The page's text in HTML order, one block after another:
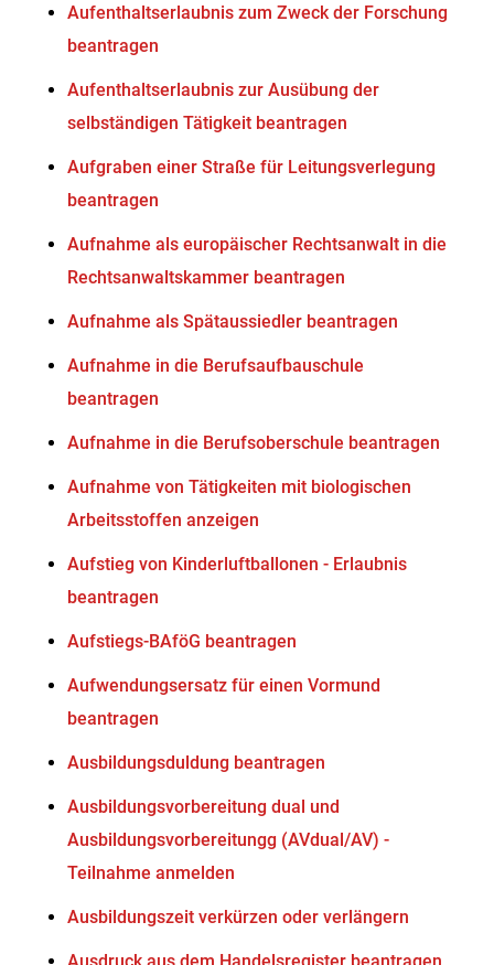
Aufenthaltserlaubnis zum Zweck der Forschung
beantragen
Aufenthaltserlaubnis zur Ausübung der
selbständigen Tätigkeit beantragen
Aufgraben einer Straße für Leitungsverlegung
beantragen
Aufnahme als europäischer Rechtsanwalt in die
Rechtsanwaltskammer beantragen
Aufnahme als Spätaussiedler beantragen
Aufnahme in die Berufsaufbauschule
beantragen
Aufnahme in die Berufsoberschule beantragen
Aufnahme von Tätigkeiten mit biologischen
Arbeitsstoffen anzeigen
Aufstieg von Kinderluftballonen - Erlaubnis
beantragen
Aufstiegs-BAföG beantragen
Aufwendungsersatz für einen Vormund
beantragen
Ausbildungsduldung beantragen
Ausbildungsvorbereitung dual und
Ausbildungsvorbereitungg (AVdual/AV) -
Teilnahme anmelden
Ausbildungszeit verkürzen oder verlängern